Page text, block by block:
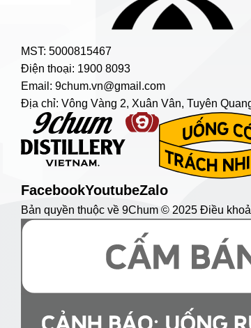
MST: 5000815467
Điện thoại: 1900 8093
Email: 9chum.vn@gmail.com
Địa chỉ: Vông Vàng 2, Xuân Vân, Tuyên
FacebookYoutubeZalo
Bản quyền thuộc về 9Chum © 2025 Điều